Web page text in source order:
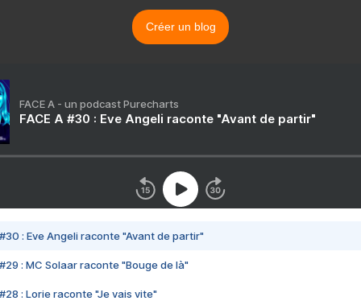
Créer un blog
FACE A - un podcast Purecharts
FACE A #30 : Eve Angeli raconte "Avant de partir"
#30 : Eve Angeli raconte "Avant de partir"
#29 : MC Solaar raconte "Bouge de là"
#28 : Lorie raconte "Je vais vite"